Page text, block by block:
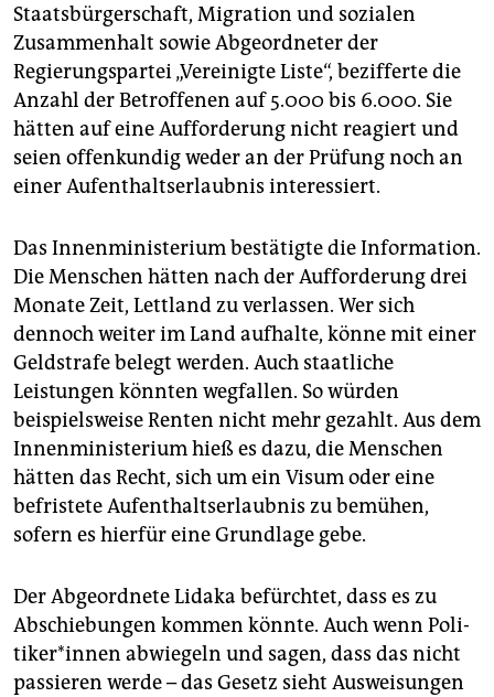
Staatsbürgerschaft, Migration und sozialen
Zusammenhalt sowie Abgeordneter der
Regierungspartei „Vereinigte Liste“, bezifferte die
Anzahl der Betroffenen auf 5.000 bis 6.000. Sie
hätten auf eine Aufforderung nicht reagiert und
seien offenkundig weder an der Prüfung noch an
einer Aufenthaltserlaubnis interessiert.
Das Innenministerium bestätigte die Information.
Die Menschen hätten nach der Aufforderung drei
Monate Zeit, Lettland zu verlassen. Wer sich
dennoch weiter im Land aufhalte, könne mit einer
Geldstrafe belegt werden. Auch staatliche
Leistungen könnten wegfallen. So würden
beispielsweise Renten nicht mehr gezahlt. Aus dem
Innenministerium hieß es dazu, die Menschen
hätten das Recht, sich um ein Visum oder eine
befristete Aufenthaltserlaubnis zu bemühen,
sofern es hierfür eine Grundlage gebe.
Der Abgeordnete Lidaka befürchtet, dass es zu
Abschiebungen kommen könnte. Auch wenn Po­li­
ti­ke­r*in­nen abwiegeln und sagen, dass das nicht
passieren werde – das Gesetz sieht Ausweisungen